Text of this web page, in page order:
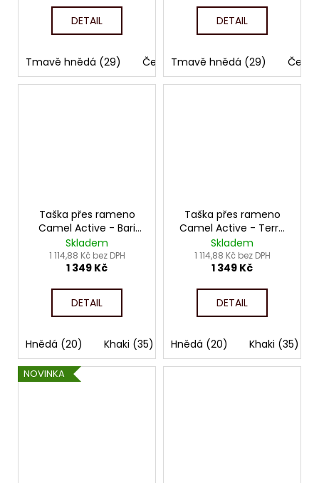
DETAIL
Tmavě hnědá (29) Černá (60)
DETAIL
Tmavě hnědá (29)
Taška přes rameno
Camel Active - Bari
4641
Skladem
1 114,88 Kč bez DPH
1 349 Kč
DETAIL
Hnědá (20) Khaki (35) Modrá (53) Černá (60)
Taška přes rameno
Camel Active - Terra
4227
Skladem
1 114,88 Kč bez DPH
1 349 Kč
DETAIL
Hnědá (20) Khaki (35)
NOVINKA